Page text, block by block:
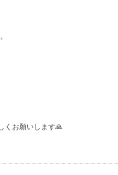
くお願いします🙏